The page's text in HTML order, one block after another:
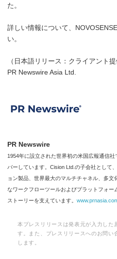
た。
詳しい情報について、
い。
（日本語リリース：クライアント提
PR Newswire Asia Ltd.
PR Newswire
1954年に設立された世界初の米国広報通信
バーしています。Cision Ltd.の子会社として
ョン製品、世界最大のマルチチャネル、多
なワークフローツールおよびプラットフォ
ストーリーを支えています。
本プレスリリースは発表元が入力した
す。また、プレスリリースへのお問い
します。